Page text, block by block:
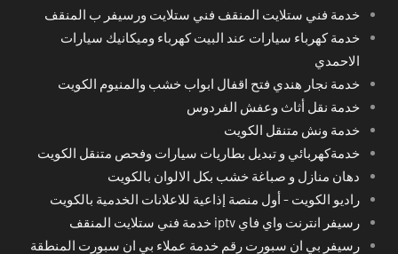
خدمة فني ستلايت المنقف فني ستلايت ورسيفر ب المنقف
خدمة كهرباء سيارات عند البيت كهرباء وميكانيك سيارات
الاحمدي
خدمة نجار هندي فتح اقفال ابواب خشب والمنيوم الكويت
خدمة نقل أثاث وعفش الفردوس
خدمة ونش متنقل الكويت
خدمةكهربائي و تبديل بطاريات سيارات وفحص متنقل الكويت
دهان منازل و صباغة خشب بكل الالوان بالكويت
راديو الكويت - أول منصة إذاعية للاعلانات الخدمية بالكويت
رسيفر انترنت واي فاي iptv خدمة فني ستلايت المنقف
رسيفر بي ان سبورت رقم خدمة عملاء بي ان سبورت المنطقة